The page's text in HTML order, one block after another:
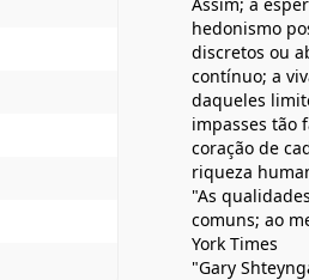
hedonismo
discretos ou
contínuo; a
daqueles
impasses tão
coração de
riqueza
"As
comuns; ao
York Times
"Gary